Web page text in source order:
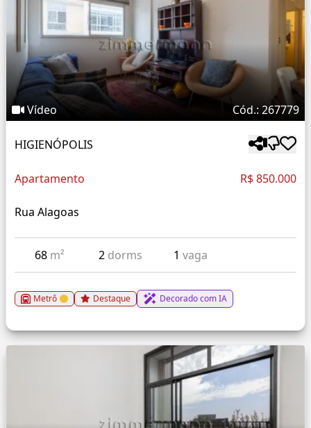
Vídeo Cód.: 267779
HIGIENÓPOLIS
Apartamento R$ 850.000
Rua Alagoas
68 m² 2 dorms 1vaga
Metrô Destaque Decorado com IA